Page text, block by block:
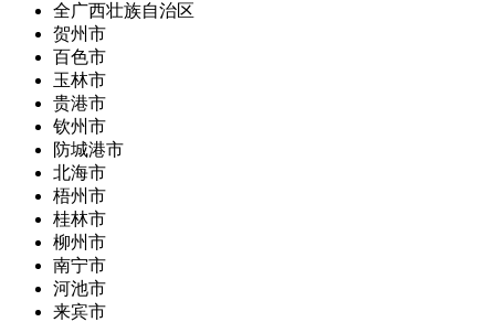
全广西壮族自治区
贺州市
百色市
玉林市
贵港市
钦州市
防城港市
北海市
梧州市
桂林市
柳州市
南宁市
河池市
来宾市